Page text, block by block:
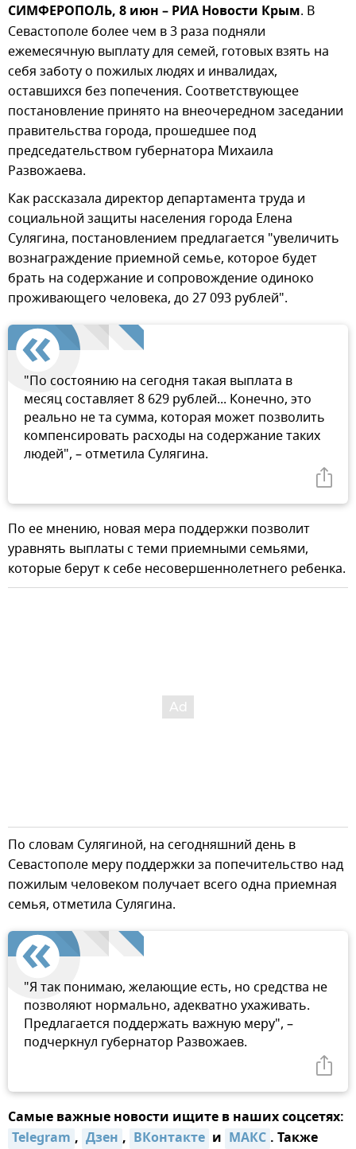
СИМФЕРОПОЛЬ, 8 июн – РИА Новости Крым. В
Севастополе более чем в 3 раза подняли
ежемесячную выплату для семей, готовых взять на
себя заботу о пожилых людях и инвалидах,
оставшихся без попечения. Соответствующее
постановление принято на внеочередном заседании
правительства города, прошедшее под
председательством губернатора Михаила
Развожаева.
Как рассказала директор департамента труда и
социальной защиты населения города Елена
Сулягина, постановлением предлагается "увеличить
вознаграждение приемной семье, которое будет
брать на содержание и сопровождение одиноко
проживающего человека, до 27 093 рублей".
"По состоянию на сегодня такая выплата в
месяц составляет 8 629 рублей... Конечно, это
реально не та сумма, которая может позволить
компенсировать расходы на содержание таких
людей", – отметила Сулягина.
По ее мнению, новая мера поддержки позволит
уравнять выплаты с теми приемными семьями,
которые берут к себе несовершеннолетнего ребенка.
По словам Сулягиной, на сегодняшний день в
Севастополе меру поддержки за попечительство над
пожилым человеком получает всего одна приемная
семья, отметила Сулягина.
"Я так понимаю, желающие есть, но средства не
позволяют нормально, адекватно ухаживать.
Предлагается поддержать важную меру", –
подчеркнул губернатор Развожаев.
Самые важные новости ищите в наших соцсетях:
Telegram , Дзен , ВКонтакте и МАКС . Также